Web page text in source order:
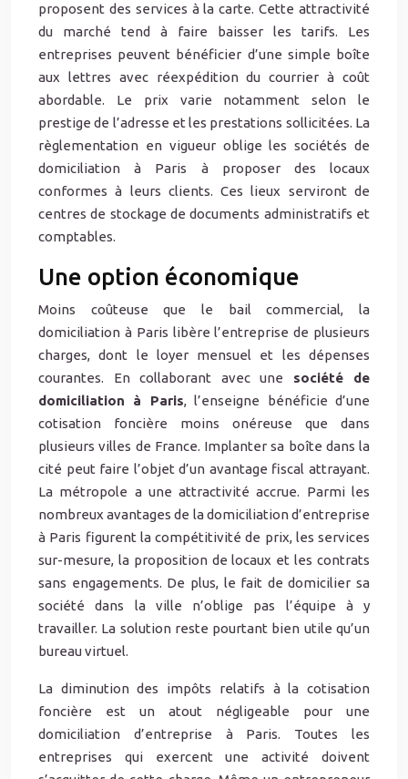
proposent des services à la carte. Cette attractivité
du marché tend à faire baisser les tarifs. Les
entreprises peuvent bénéficier d’une simple boîte
aux lettres avec réexpédition du courrier à coût
abordable. Le prix varie notamment selon le
prestige de l’adresse et les prestations sollicitées. La
règlementation en vigueur oblige les sociétés de
domiciliation à Paris à proposer des locaux
conformes à leurs clients. Ces lieux serviront de
centres de stockage de documents administratifs et
comptables.
Une option économique
Moins coûteuse que le bail commercial, la
domiciliation à Paris libère l’entreprise de plusieurs
charges, dont le loyer mensuel et les dépenses
courantes. En collaborant avec une société de
domiciliation à Paris, l’enseigne bénéficie d’une
cotisation foncière moins onéreuse que dans
plusieurs villes de France. Implanter sa boîte dans la
cité peut faire l’objet d’un avantage fiscal attrayant.
La métropole a une attractivité accrue. Parmi les
nombreux avantages de la domiciliation d’entreprise
à Paris figurent la compétitivité de prix, les services
sur-mesure, la proposition de locaux et les contrats
sans engagements. De plus, le fait de domicilier sa
société dans la ville n’oblige pas l’équipe à y
travailler. La solution reste pourtant bien utile qu’un
bureau virtuel.
La diminution des impôts relatifs à la cotisation
foncière est un atout négligeable pour une
domiciliation d’entreprise à Paris. Toutes les
entreprises qui exercent une activité doivent